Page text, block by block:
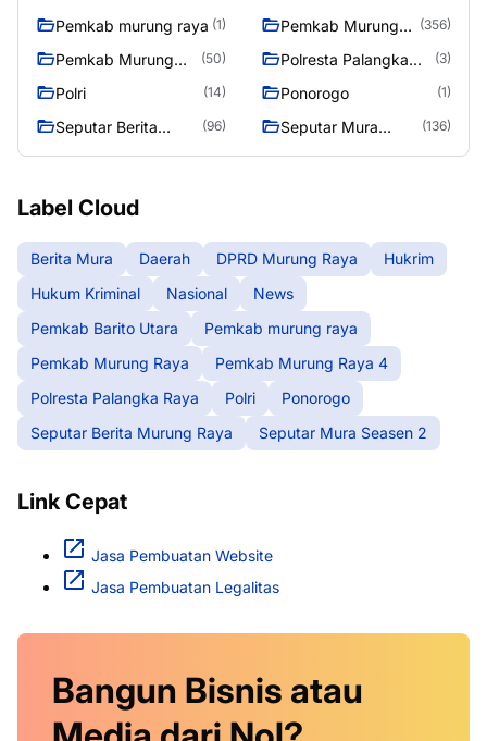
Pemkab murung raya (1)
Pemkab Murung
(356)
Pemkab Murung
(50)
Polresta Palangka
(3)
Polri (14) Ponorogo (1)
Seputar Berita
(96)
Seputar Mura
(136)
Label Cloud
Berita Mura Daerah DPRD Murung Raya
Hukrim
Hukum Kriminal
Nasional
News
Pemkab Barito Utara
Pemkab murung raya
Pemkab Murung Raya
Pemkab Murung Raya 4
Polresta Palangka Raya
Polri
Ponorogo
Seputar Berita Murung Raya
Seputar Mura Seasen 2
Link Cepat
Jasa Pembuatan Website
Jasa Pembuatan Legalitas
Bangun Bisnis atau